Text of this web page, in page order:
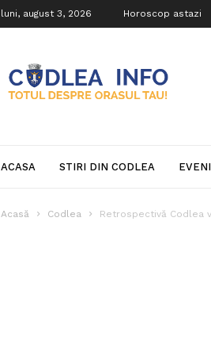
luni, august 3, 2026 Horoscop astazi
Info
ACASA STIRI DIN CODLEA
Acasă Codlea Retrospectivă Codlea